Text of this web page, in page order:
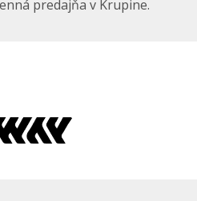
predajňa v Krupine.